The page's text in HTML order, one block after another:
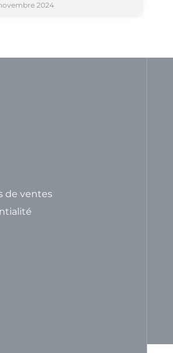
2024
de ventes